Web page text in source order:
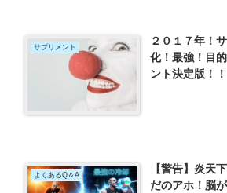
サプリメント
２０１７年！
化！最強！目
ント決定版！！
よくあるQ＆A
【警告】炎天
だのアホ！脳